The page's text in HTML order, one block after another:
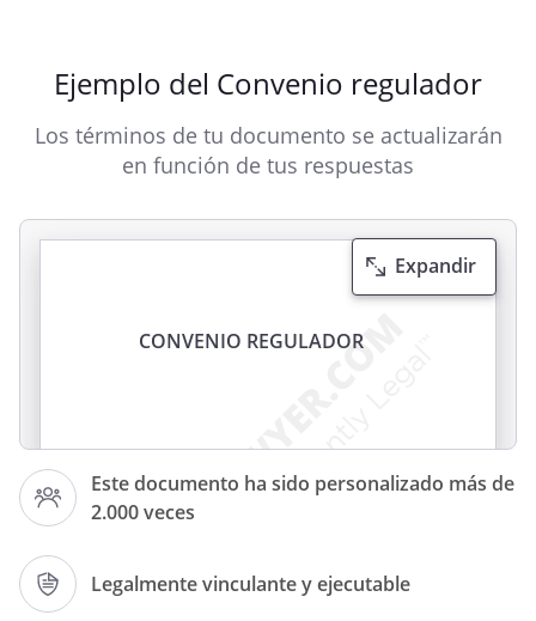
Ejemplo del Convenio regulador
Los términos de tu documento se actualizarán
en función de tus respuestas
Este documento ha sido personalizado más de
2.000 veces
Legalmente vinculante y ejecutable
Expandir
CONVENIO REGULADOR